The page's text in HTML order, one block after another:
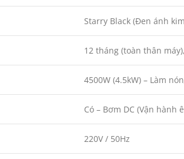
Starry Black (Đen ánh
12 tháng (toàn thân
4500W (4.5kW) – Làm
Có – Bơm DC (Vận
220V / 50Hz